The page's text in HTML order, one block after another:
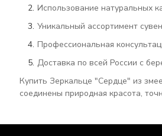
Использование натуральных
Уникальный ассортимент
Профессиональная
Доставка по всей России с
Купить Зеркальце "Сердце" из
соединены природная красота,